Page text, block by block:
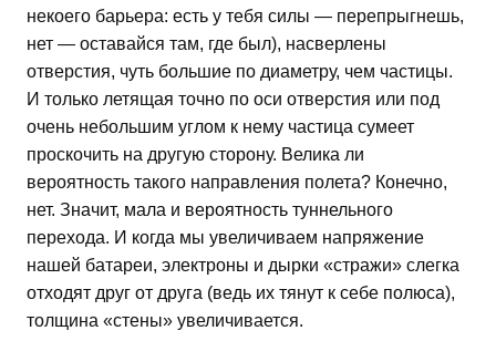
некоего барьера: есть у тебя силы — перепрыгнешь,
нет — оставайся там, где был), насверлены
отверстия, чуть большие по диаметру, чем частицы.
И только летящая точно по оси отверстия или под
очень небольшим углом к нему частица сумеет
проскочить на другую сторону. Велика ли
вероятность такого направления полета? Конечно,
нет. Значит, мала и вероятность туннельного
перехода. И когда мы увеличиваем напряжение
нашей батареи, электроны и дырки «стражи» слегка
отходят друг от друга (ведь их тянут к себе полюса),
толщина «стены» увеличивается.